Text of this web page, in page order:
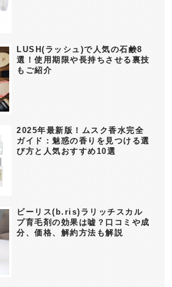
LUSH(ラッシュ)で人気の石鹸8
選！使用期限や長持ちさせる裏技
もご紹介
2025年最新版！ムスク香水完全
ガイド：魅惑の香りを見つける選
び方と人気おすすめ10選
ビーリス(b.ris)ラリッチスカル
プ育毛剤の効果は嘘？口コミや成
分、価格、解約方法も解説